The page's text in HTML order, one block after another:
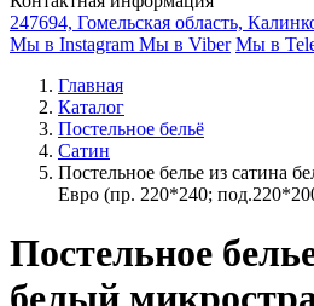
247694, Гомельская область,
Мы в Instagram Мы в Viber Мы в
Главная
Каталог
Постельное бельё
Сатин
Постельное белье из сатина
Евро (пр. 220*240;
Постельное